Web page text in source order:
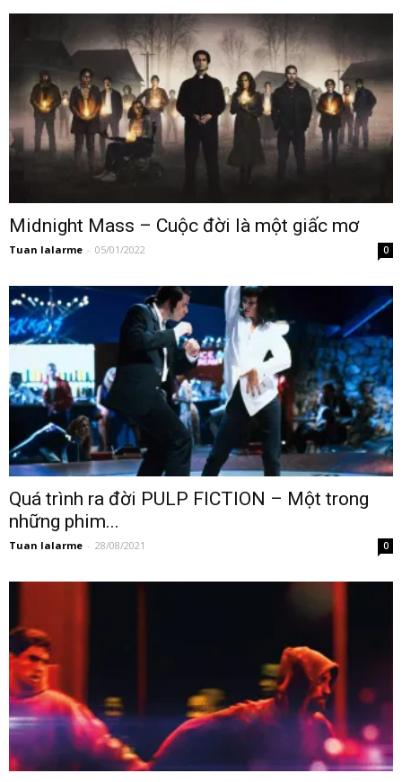
Midnight Mass – Cuộc đời là một giấc mơ
Tuan lalarme - 05/01/2022 0
Quá trình ra đời PULP FICTION – Một trong
những phim...
Tuan lalarme - 28/08/2021 0